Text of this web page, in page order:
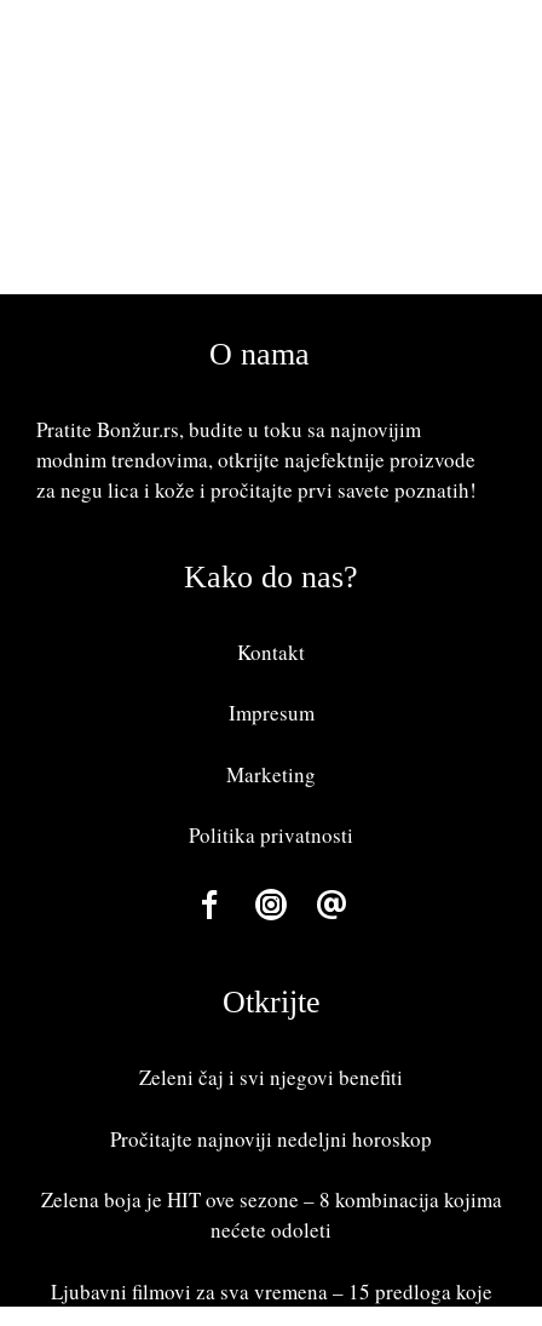
O nama
Pratite Bonžur.rs, budite u toku sa najnovijim
modnim trendovima, otkrijte najefektnije proizvode
za negu lica i kože i pročitajte prvi savete poznatih!
Kako do nas?
Kontakt
Impresum
Marketing
Politika privatnosti
Otkrijte
Zeleni čaj i svi njegovi benefiti
Pročitajte najnoviji nedeljni horoskop
Zelena boja je HIT ove sezone – 8 kombinacija kojima
nećete odoleti
Ljubavni filmovi za sva vremena – 15 predloga koje